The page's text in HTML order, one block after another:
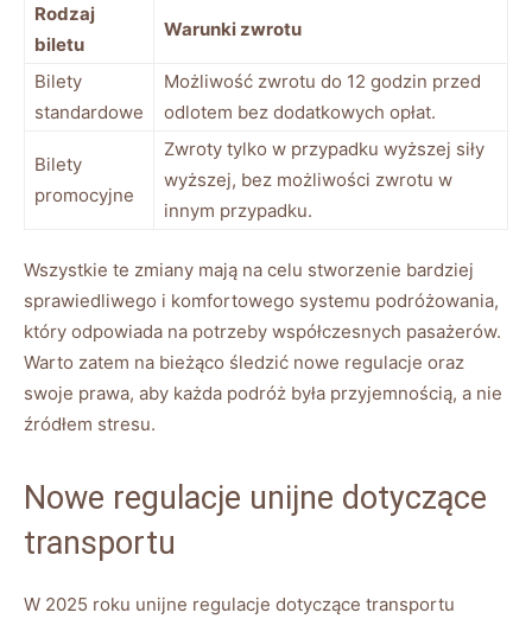
Rodzaj
biletu
Warunki zwrotu
Bilety
standardowe
Możliwość zwrotu do 12 godzin przed
odlotem ​bez‌ dodatkowych opłat.
Bilety
promocyjne
Zwroty tylko w przypadku wyższej siły
wyższej, bez możliwości zwrotu w
innym przypadku.
Wszystkie te zmiany mają ⁢na celu ‌stworzenie bardziej
sprawiedliwego i komfortowego​ systemu podróżowania,
który odpowiada na potrzeby współczesnych pasażerów.
Warto ⁣zatem na bieżąco śledzić nowe regulacje oraz
swoje prawa, aby każda podróż była‍ przyjemnością, a‍ nie‍
źródłem stresu.
Nowe regulacje unijne dotyczące
transportu
W 2025 roku unijne regulacje⁣ dotyczące transportu